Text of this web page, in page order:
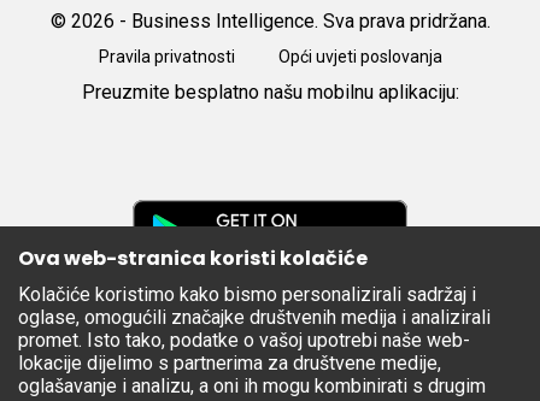
© 2026 - Business Intelligence. Sva prava pridržana.
Pravila privatnosti Opći uvjeti poslovanja
Preuzmite besplatno našu mobilnu aplikaciju:
Apple
Store
Ova web-stranica koristi kolačiće
Kolačiće koristimo kako bismo personalizirali sadržaj i
oglase, omogućili značajke društvenih medija i analizirali
promet. Isto tako, podatke o vašoj upotrebi naše web-
lokacije dijelimo s partnerima za društvene medije,
oglašavanje i analizu, a oni ih mogu kombinirati s drugim